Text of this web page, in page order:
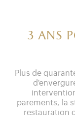
3 ans
Plus de
parements, la
restauration